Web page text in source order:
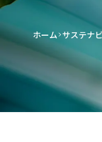
ホーム サステナ